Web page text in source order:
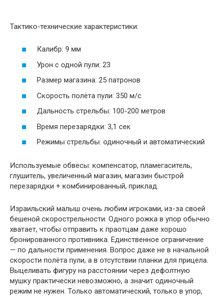
Тактико-технические характеристики:
Калибр: 9 мм
Урон с одной пули: 23
Размер магазина: 25 патронов
Скорость полёта пули: 350 м/c
Дальность стрельбы: 100-200 метров
Время перезарядки: 3,1 сек
Режимы стрельбы: одиночный и автоматический
Используемые обвесы: компенсатор, пламегаситель,
глушитель, увеличенный магазин, магазин быстрой
перезарядки + комбинированный, приклад.
Израильский малыш очень любим игроками, из-за своей
бешеной скорострельности. Одного рожка в упор обычно
хватает, чтобы отправить к праотцам даже хорошо
бронированного противника. Единственное ограничение
— по дальности применения. Вопрос даже не в начальной
скорости полёта пули, а в отсутствии планки для прицела.
Выцеливать фигуру на расстоянии через дефолтную
мушку практически невозможно, а значит одиночный
режим не нужен. Только автоматический, только в упор,